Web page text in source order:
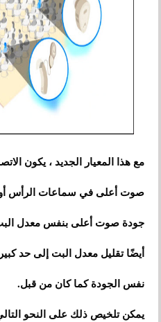
مع هذا المعيار الجديد ، يكون
صوت أعلى في سماعات الرأس
جودة صوت أعلى بنفس معدل
أيضًا تقليل معدل البت إلى حد
نفس الجودة كما كان من قبل.
يمكن تلخيص ذلك على النحو